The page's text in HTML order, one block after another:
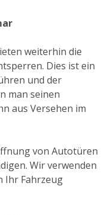
weiterhin die
Dies ist ein
und der
man seinen
aus Versehen im
von Autotüren
Wir verwenden
Ihr Fahrzeug